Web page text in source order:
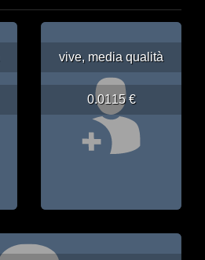
vive, media qualità
0.0115 €